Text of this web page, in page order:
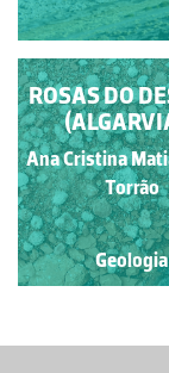
QUADRADO
Nuno Lamas de
Pimentel
Geologia
ROSAS DO
Ana Cristina
Torrão
Geologia